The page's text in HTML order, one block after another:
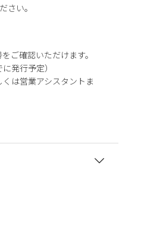
さい。
ご確認いただけます。
発行予定）
は営業アシスタントま